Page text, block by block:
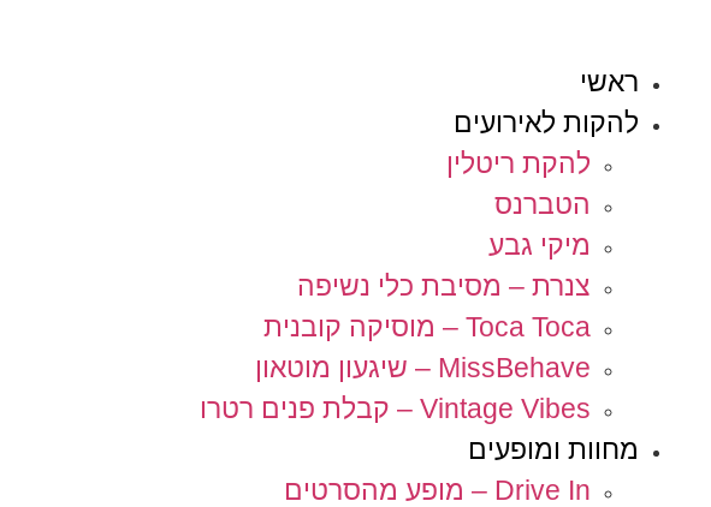
ראשי
להקות לאירועים
להקת ריטלין
הטברנס
מיקי גבע
צנרת – מסיבת כלי נשיפה
Toca Toca – מוסיקה קובנית
MissBehave – שיגעון מוטאון
Vintage Vibes – קבלת פנים רטרו
מחוות ומופעים
Drive In – מופע מהסרטים